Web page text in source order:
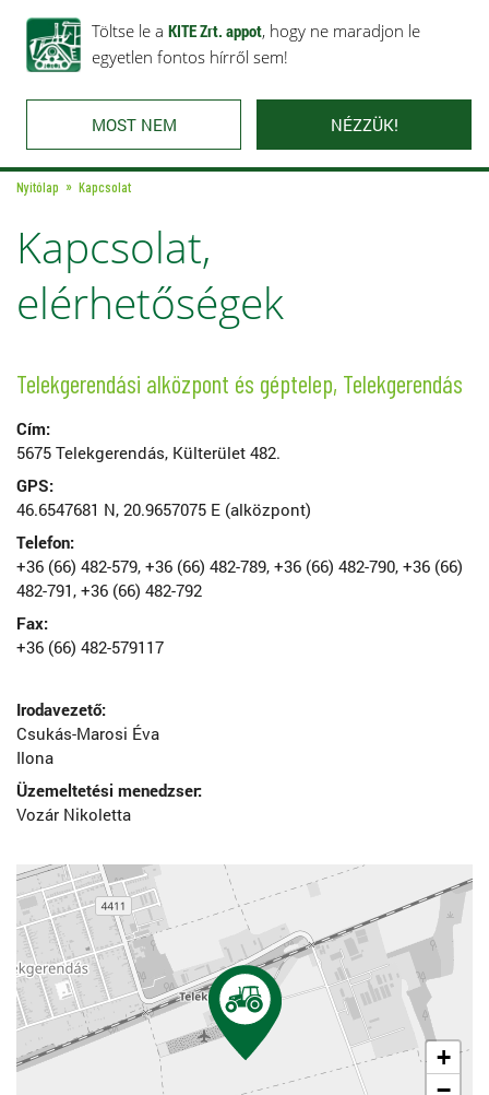
Töltse le a KITE Zrt. appot, hogy ne maradjon le
egyetlen fontos hírről sem!
MOST NEM NÉZZÜK!
Rólunk Ajánlataink Karrier Kapcsolat
Nyitólap Kapcsolat
Kapcsolat,
elérhetőségek
Telekgerendási alközpont és géptelep, Telekgerendás
Cím:
5675 Telekgerendás, Külterület 482.
GPS:
46.6547681 N, 20.9657075 E (alközpont)
Telefon:
+36 (66) 482-579, +36 (66) 482-789, +36 (66) 482-790, +36 (66)
482-791, +36 (66) 482-792
Fax:
+36 (66) 482-579117
Irodavezető:
Csukás-Marosi Éva
Ilona
Üzemeltetési menedzser:
Vozár Nikoletta
+